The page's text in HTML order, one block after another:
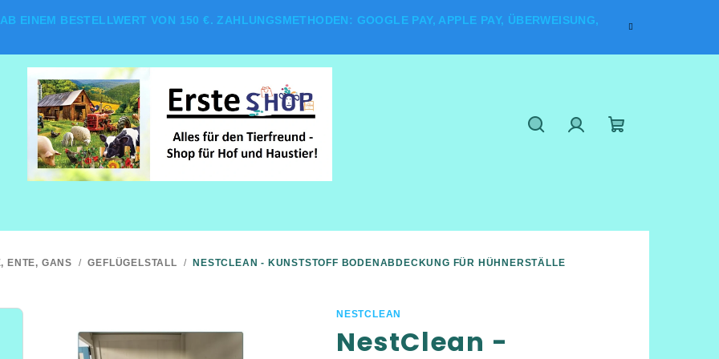
EINEM BESTELLWERT VON 150 €. ZAHLUNGSMETHODEN: GOOGLE PAY, APPLE PAY, ÜBERWEISUNG,
ENTE, GANS / GEFLÜGELSTALL /
NESTCLEAN - KUNSTSTOFF BODENABDECKUNG FÜR HÜHNERSTÄLLE
NESTCLEAN
NestClean -